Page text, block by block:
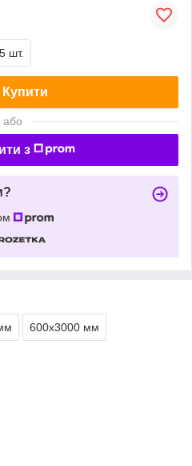
шт.
Купити
або
з
600х3000 мм